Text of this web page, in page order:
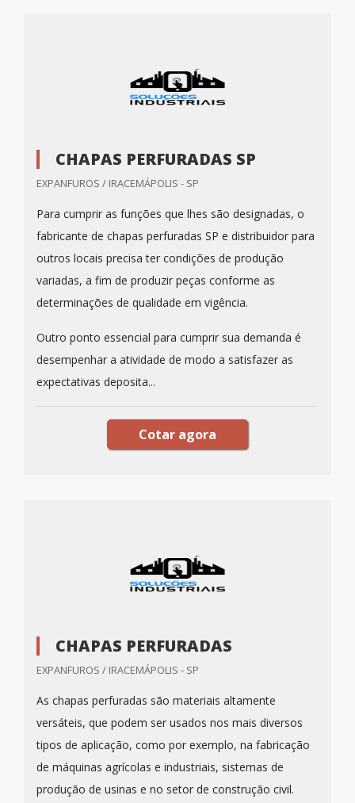
CHAPAS PERFURADAS SP
EXPANFUROS / IRACEMÁPOLIS - SP
Para cumprir as funções que lhes são designadas, o
fabricante de chapas perfuradas SP e distribuidor para
outros locais precisa ter condições de produção
variadas, a fim de produzir peças conforme as
determinações de qualidade em vigência.
Outro ponto essencial para cumprir sua demanda é
desempenhar a atividade de modo a satisfazer as
expectativas deposita...
Cotar agora
CHAPAS PERFURADAS
EXPANFUROS / IRACEMÁPOLIS - SP
As chapas perfuradas são materiais altamente
versáteis, que podem ser usados nos mais diversos
tipos de aplicação, como por exemplo, na fabricação
de máquinas agrícolas e industriais, sistemas de
produção de usinas e no setor de construção civil.